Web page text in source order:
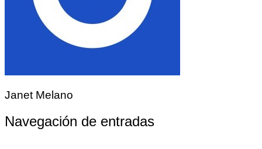
Janet Melano
Navegación de entradas